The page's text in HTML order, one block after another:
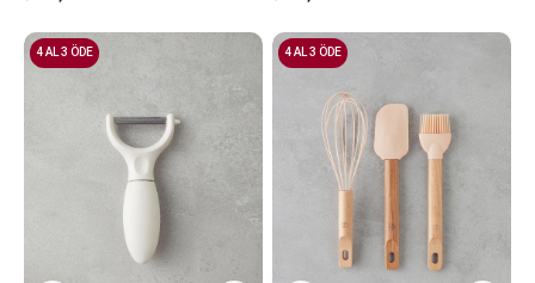
4 AL 3 ÖDE 4 AL 3 ÖDE